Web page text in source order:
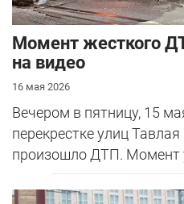
Момент жесткого
на видео
16 мая 2026
Вечером в пятницу, 15
перекрестке улиц
произошло ДТП. Момент